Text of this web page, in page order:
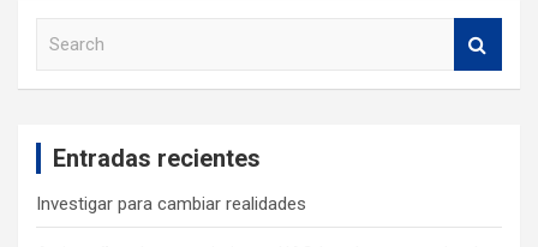
Entradas recientes
Investigar para cambiar realidades